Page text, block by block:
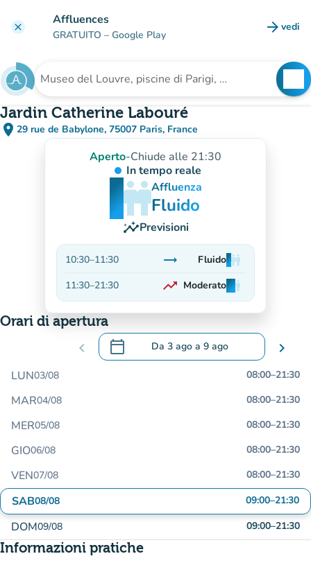
clear Affluences
GRATUITO – Google Play arrow_forward vedi
Cerca una struttura
Jardin Catherine Labouré
place 29 rue de Babylone, 75007 Paris, France
(apri in Google Maps)
(nuova scheda)
Aperto-Chiude alle 21:30
In tempo reale
man
man
manAffluenza
Fluido
insightsPrevisioni
10:30–11:30 trending_flat Fluidoman
man
man
11:30–21:30 trending_up
In aumento
Moderatoman
man
man
Orari di apertura
chevron_left calendar_today Da 3 ago a 9 ago
.Aprire il calendario per modificare le
chevron_right
LUN03/08 08:00–21:30
MAR04/08 08:00–21:30
MER05/08 08:00–21:30
GIO06/08 08:00–21:30
VEN07/08 08:00–21:30
SAB08/08 09:00–21:30
DOM09/08 09:00–21:30
Informazioni pratiche